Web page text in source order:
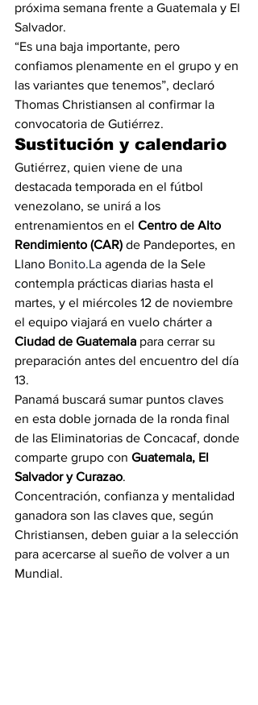
próxima semana frente a Guatemala y El
Salvador.
“Es una baja importante, pero
confiamos plenamente en el grupo y en
las variantes que tenemos”, declaró
Thomas Christiansen al confirmar la
convocatoria de Gutiérrez.
Sustitución y calendario
Gutiérrez, quien viene de una
destacada temporada en el fútbol
venezolano, se unirá a los
entrenamientos en el Centro de Alto
Rendimiento (CAR) de Pandeportes, en
Llano Bonito.La agenda de la Sele
contempla prácticas diarias hasta el
martes, y el miércoles 12 de noviembre
el equipo viajará en vuelo chárter a
Ciudad de Guatemala para cerrar su
preparación antes del encuentro del día
13.
Panamá buscará sumar puntos claves
en esta doble jornada de la ronda final
de las Eliminatorias de Concacaf, donde
comparte grupo con Guatemala, El
Salvador y Curazao.
Concentración, confianza y mentalidad
ganadora son las claves que, según
Christiansen, deben guiar a la selección
para acercarse al sueño de volver a un
Mundial.